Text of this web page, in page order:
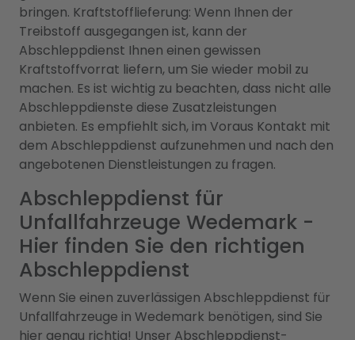
bringen. Kraftstofflieferung: Wenn Ihnen der
Treibstoff ausgegangen ist, kann der
Abschleppdienst Ihnen einen gewissen
Kraftstoffvorrat liefern, um Sie wieder mobil zu
machen. Es ist wichtig zu beachten, dass nicht alle
Abschleppdienste diese Zusatzleistungen
anbieten. Es empfiehlt sich, im Voraus Kontakt mit
dem Abschleppdienst aufzunehmen und nach den
angebotenen Dienstleistungen zu fragen.
Abschleppdienst für
Unfallfahrzeuge Wedemark -
Hier finden Sie den richtigen
Abschleppdienst
Wenn Sie einen zuverlässigen Abschleppdienst für
Unfallfahrzeuge in Wedemark benötigen, sind Sie
hier genau richtig! Unser Abschleppdienst-